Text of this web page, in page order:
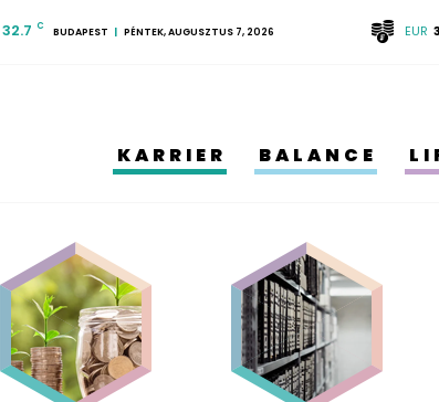
32.7 C BUDAPEST PÉNTEK, AUGUSZTUS 7, 2026 EUR
KARRIER BALANCE